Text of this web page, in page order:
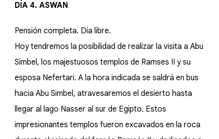
DÍA 4. ASWAN
Pensión completa. Día libre.
Hoy tendremos la posibilidad de realizar la visita a Abu
Simbel, los majestuosos templos de Ramses II y su
esposa Nefertari. A la hora indicada se saldrá en bus
hacia Abu Simbel, atravesaremos el desierto hasta
llegar al lago Nasser al sur de Egipto. Estos
impresionantes templos fueron excavados en la roca